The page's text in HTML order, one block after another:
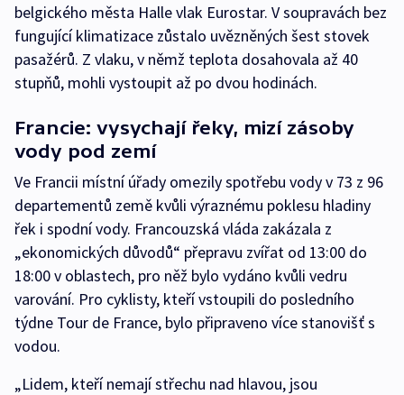
belgického města Halle vlak Eurostar. V soupravách bez
fungující klimatizace zůstalo uvězněných šest stovek
pasažérů. Z vlaku, v němž teplota dosahovala až 40
stupňů, mohli vystoupit až po dvou hodinách.
Francie: vysychají řeky, mizí zásoby
vody pod zemí
Ve Francii místní úřady omezily spotřebu vody v 73 z 96
departementů země kvůli výraznému poklesu hladiny
řek i spodní vody. Francouzská vláda zakázala z
„ekonomických důvodů“ přepravu zvířat od 13:00 do
18:00 v oblastech, pro něž bylo vydáno kvůli vedru
varování. Pro cyklisty, kteří vstoupili do posledního
týdne Tour de France, bylo připraveno více stanovišť s
vodou.
„Lidem, kteří nemají střechu nad hlavou, jsou